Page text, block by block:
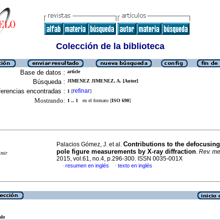
Colección de la biblioteca
Base de datos : article
Búsqueda : JIMENEZ JIMENEZ, A. [Autor]
encontradas : 1 [refinar]
Mostrando: 1 .. 1 en el formato [ISO 690]
Palacios Gómez, J. et al. Contributions to the
pole figure measurements by X-ray diffraction. Rev.
2015, vol.61, no.4, p.296-300. ISSN 0035-001X
· resumen en inglés · texto en inglés